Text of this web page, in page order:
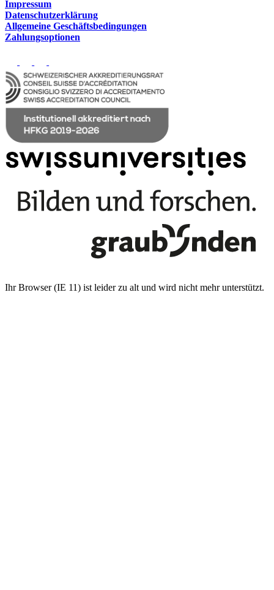
Impressum
Datenschutzerklärung
Allgemeine Geschäftsbedingungen
Zahlungsoptionen
Ihr Browser (IE 11) ist leider zu alt und wird nicht mehr unterstützt.